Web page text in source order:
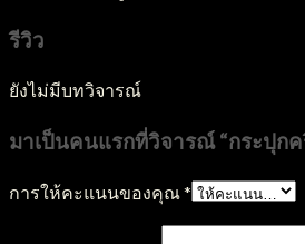
รีวิว
ยังไม่มีบทวิจารณ์
มาเป็นคนแรกที่วิจารณ์ “กระปุก
การให้คะแนนของคุณ*